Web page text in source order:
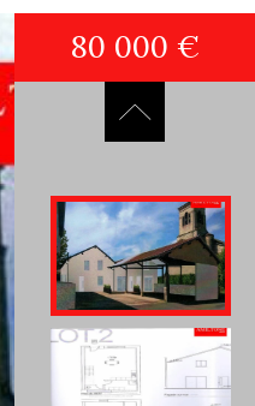
80 000 €